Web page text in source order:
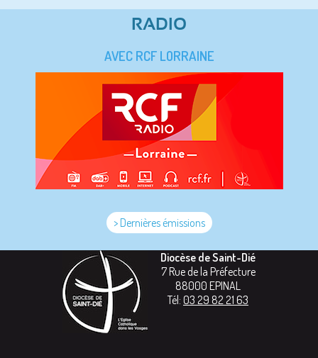
RADIO
AVEC RCF LORRAINE
> Dernières émissions
Diocèse de Saint-Dié
7 Rue de la Préfecture
88000 EPINAL
Tél: 03 29 82 21 63